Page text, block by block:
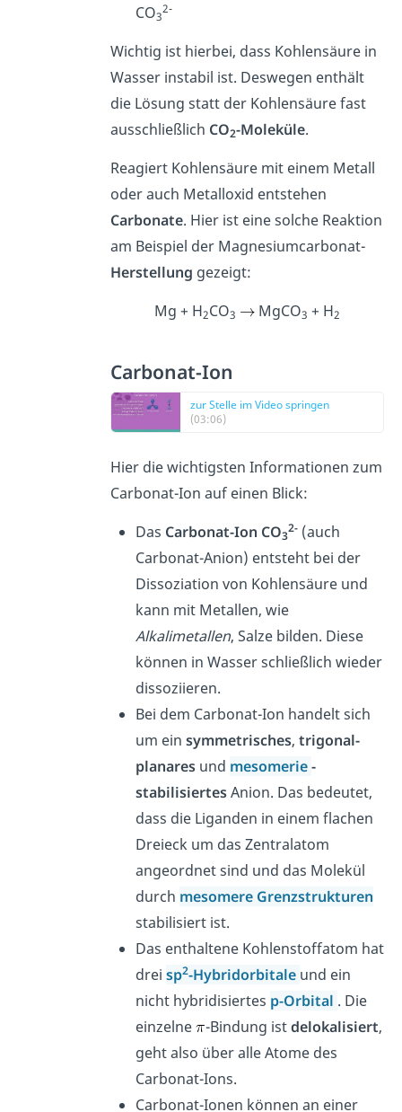
CO3
2-
Wichtig ist hierbei, dass Kohlensäure in
Wasser instabil ist. Deswegen enthält
die Lösung statt der Kohlensäure fast
ausschließlich CO2-Moleküle.
Reagiert Kohlensäure mit einem Metall
oder auch Metalloxid entstehen
Carbonate. Hier ist eine solche Reaktion
am Beispiel der Magnesiumcarbonat-
Herstellung gezeigt:
Mg + H2CO3 MgCO3 + H2
Carbonat-Ion
zur Stelle im Video springen
(03:06)
Hier die wichtigsten Informationen zum
Carbonat-Ion auf einen Blick:
Das Carbonat-Ion CO3
2-(auch
Carbonat-Anion) entsteht bei der
Dissoziation von Kohlensäure und
kann mit Metallen, wie
Alkalimetallen, Salze bilden. Diese
können in Wasser schließlich wieder
dissoziieren.
Bei dem Carbonat-Ion handelt sich
um ein symmetrisches, trigonal-
planaresund mesomerie-
stabilisiertesAnion. Das bedeutet,
dass die Liganden in einem flachen
Dreieck um das Zentralatom
angeordnet sind und das Molekül
durch mesomere Grenzstrukturen
stabilisiert ist.
Das enthaltene Kohlenstoffatom hat
drei sp2-Hybridorbitale und ein
nicht hybridisiertes p-Orbital . Die
einzelne
-Bindung istdelokalisiert,
geht also über alle Atome des
Carbonat-Ions.
Carbonat-Ionen können an einer